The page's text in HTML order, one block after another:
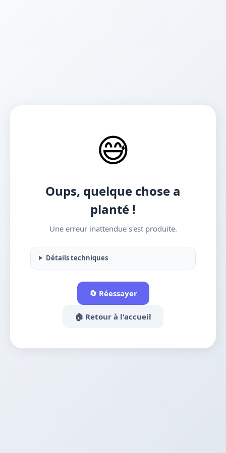
😅
Oups, quelque chose a
planté !
Une erreur inattendue s'est produite.
Détails techniques
🔄 Réessayer
🏠 Retour à l'accueil